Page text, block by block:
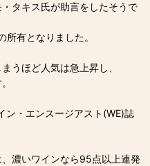
タキス氏が助言をしたそうで
有となりました。
うほど人気は急上昇し、
ン・エンスージアスト(WE)誌
濃いワインなら95点以上連発